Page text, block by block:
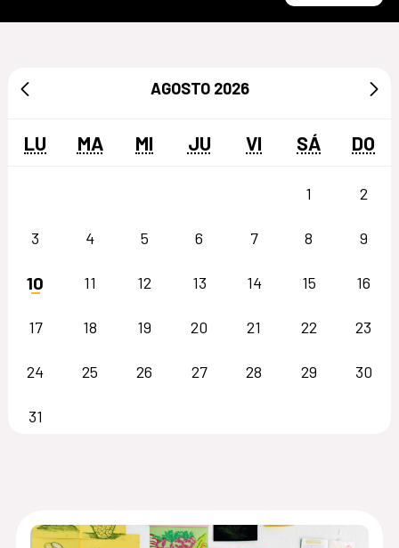
AGOSTO 2026
LU MA MI JU VI SÁ DO
1 2
3 4 5 6 7 8 9
10 11 12 13 14 15 16
17 18 19 20 21 22 23
24 25 26 27 28 29 30
31